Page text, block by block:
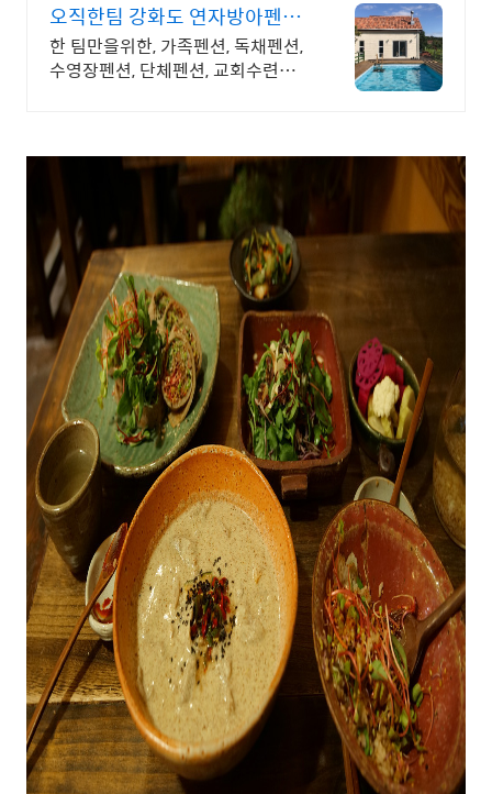
오직한팀 강화도 연자방아펜션
수영장,와이파이,노래방 완비
한 팀만을위한, 가족펜션, 독채펜션,
수영장펜션, 단체펜션, 교회수련회,